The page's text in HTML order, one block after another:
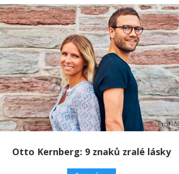
Otto Kernberg: 9 znaků zralé lásky